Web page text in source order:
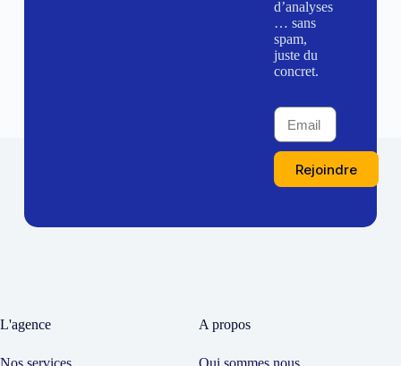
d’analyses
… sans
spam,
juste du
concret.
Rejoindre
L'agence A propos